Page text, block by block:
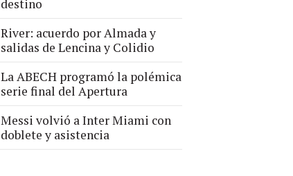
destino
River: acuerdo por Almada y
salidas de Lencina y Colidio
La ABECH programó la polémica
serie final del Apertura
Messi volvió a Inter Miami con
doblete y asistencia